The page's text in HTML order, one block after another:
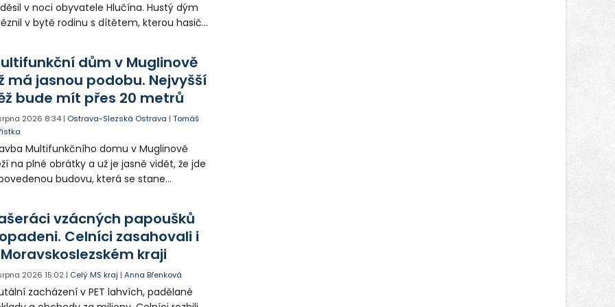
v noci obyvatele Hlučína. Hustý dým
v bytě rodinu s dítětem, kterou hasiči
dům v Muglinově
má jasnou podobu. Nejvyšší
bude mít přes 20 metrů
2026 8:34 | Ostrava-Slezská Ostrava |Tomáš
Multifunkčního domu v Muglinově
na plné obrátky a už je jasně vidět, že jde
budovu, která se stane
věže a brzy nebude potřeba jeřáb,
kterého dům vzniká.
vzácných papoušků
Celníci zasahovali i
kraji
2026 15:02 | Celý MS kraj |Anna Břenková
zacházení v PET lahvích, padělané